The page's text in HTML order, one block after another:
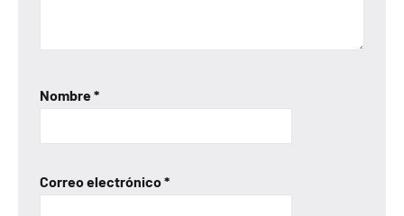
Nombre*
Correo electrónico*